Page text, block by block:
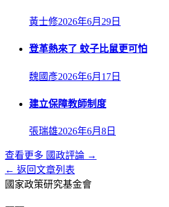
黃士修2026年6月29日
登革熱來了 蚊子比鼠更可怕
魏國彥2026年6月17日
建立保障教師制度
張瑞雄2026年6月8日
查看更多 國政評論 →
← 返回文章列表
國家政策研究基金會